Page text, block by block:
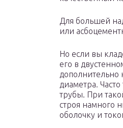
Для большей
или
Но если вы
его в
дополнительно
диаметра.
трубы. При
строя намного
оболочку и